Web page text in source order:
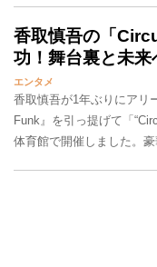
香取慎吾の「
功！舞台裏と未来
エンタメ
香取慎吾が1年ぶりにアリ
Funk』を引っ提げて「
体育館で開催しました。